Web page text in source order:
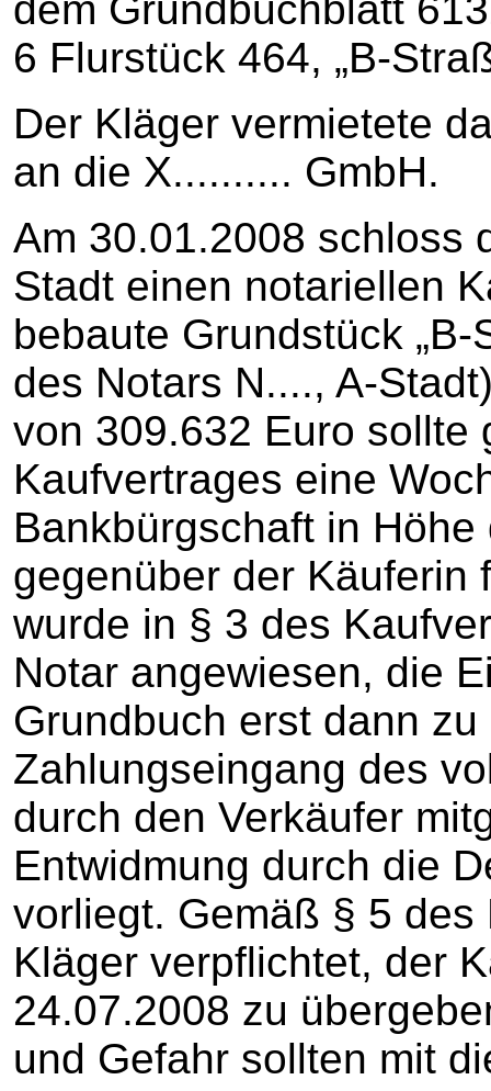
6 Flurstück 464, „B-
Der Kläger vermietete
an die X.......... GmbH.
Am 30.01.2008 schloss
Stadt einen notariellen
bebaute Grundstück
des Notars N...., A-
von 309.632 Euro sollte
Kaufvertrages eine
Bankbürgschaft in
gegenüber der Käuferin
wurde in § 3 des
Notar angewiesen, die
Grundbuch erst dann
Zahlungseingang des
durch den Verkäufer
Entwidmung durch die
vorliegt. Gemäß § 5
Kläger verpflichtet, der
24.07.2008 zu
und Gefahr sollten mit